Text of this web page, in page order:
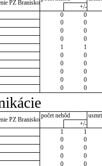
PZ Branisko
+/-
0
0
0
0
0
0
0
0
1
1
0
0
0
0
0
0
0
0
0 0
PZ Branisko
počet nehôd
+/-
1
1
0
0
0
0
0
0
0
0